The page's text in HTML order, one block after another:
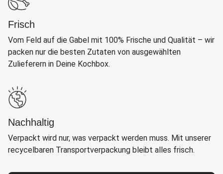
Frisch
Vom Feld auf die Gabel mit 100% Frische und Qualität – wir
packen nur die besten Zutaten von ausgewählten
Zulieferern in Deine Kochbox.
Nachhaltig
Verpackt wird nur, was verpackt werden muss. Mit unserer
recycelbaren Transportverpackung bleibt alles frisch.